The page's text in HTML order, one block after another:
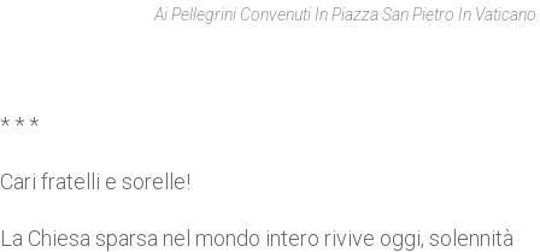
Ai Pellegrini Convenuti In Piazza San Pietro In Vaticano.
* * *
Cari fratelli e sorelle!
La Chiesa sparsa nel mondo intero rivive oggi, solennità